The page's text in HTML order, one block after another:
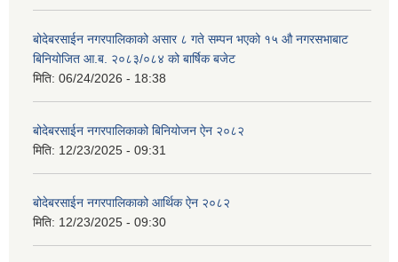
बोदेबरसाईन नगरपालिकाको असार ८ गते सम्पन भएको १५ ‍‍‍औ नगरसभाबाट
बिनियोजित आ.ब. २०८३/०८४ को बार्षिक बजेट
मिति: 06/24/2026 - 18:38
बोदेबरसाईन नगरपालिकाको बिनियोजन ऐन २०८२
मिति: 12/23/2025 - 09:31
बोदेबरसाईन नगरपालिकाको आर्थिक ऐन २०८२
मिति: 12/23/2025 - 09:30